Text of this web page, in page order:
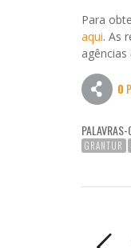
Para
aqui. As
agências
0
GRANTUR